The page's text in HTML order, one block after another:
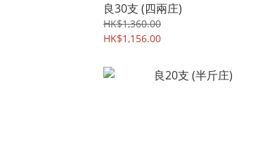
良30支 (四兩庄)
HK$1,360.00
HK$1,156.00